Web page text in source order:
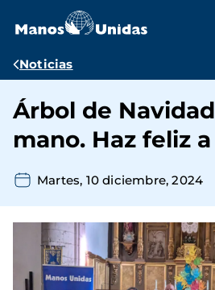
contenido
Ruta
navegación
Noticias
Árbol de
mano. Haz feliz
Martes, 10 diciembre, 2024